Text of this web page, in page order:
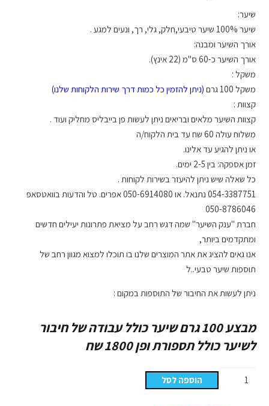
שיער:
שיער 100% שיער טיבעי,חלק, גלי, רך, ונעים למגע .
אורך השיער ומבנה:
אורך השיער כ-60 ס"מ (22 אינץ).
משקל :
משקל 100 גרם
(ניתן להזמין כל כמות דרך שירות הלקוחות שלנו)
קצוות :
קצוות השיער מלאים ובריאים ניתן לעשות פן בייבליס מחליק ועוד .
משלוח עולה 60 שח עד בית הלקוח/ה
או ניתן להגיע עד אלינו.
זמן אספקה: בין 2-5 ימים.
כל שאלה שיש ניתן להיעזר בשירות לקוחות .
054-3387751 נתנאל. או 050-6914080 אפרים. טל והדעות בוואטסאפ
050-8786046
חברת "ענק השיער" שמה דגש רחב על מציאת פתרונות יעילים חדשים
ומתקדמים ביותר,
אנו גאים להציג את אתר המוצרים שלנו בו תוכלו למצוא מגוון רחב של
תוספות שיער טבעי..ל
ניתן לעשות את החיבור של התוספות במקום :
מבצע 100 גרם שיער כולל עבודה של חיבור
לשיער כולל תספורת ופן 1800 שח
כמות
הוספה לסל